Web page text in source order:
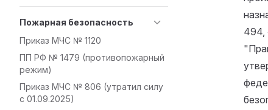
Пожарная безопасность
Приказ МЧС № 1120
ПП РФ № 1479 (противопожарный
режим)
Приказ МЧС № 806 (утратил силу
с 01.09.2025)
494,